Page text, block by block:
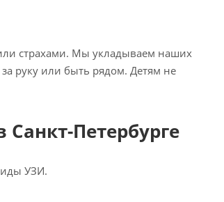
страхами. Мы укладываем наших
руку или быть рядом. Детям не
Петербурге
УЗИ.